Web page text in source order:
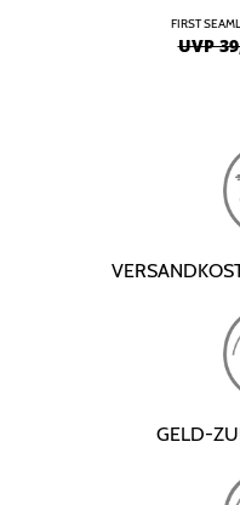
FIRST
UVP
GELD-